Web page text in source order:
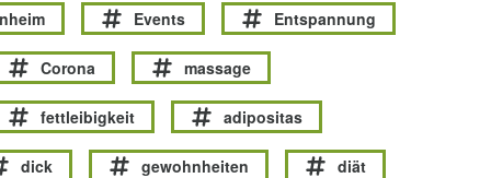
Events Entspannung
Corona massage
fettleibigkeit adipositas
dick gewohnheiten diät